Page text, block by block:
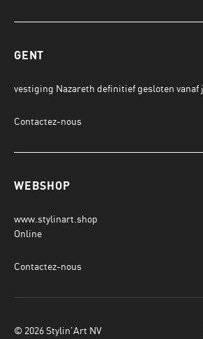
GENT
vestiging Nazareth definitief gesloten vanaf
Contactez-nous
WEBSHOP
www.stylinart.shop
Online
Contactez-nous
© 2026 Stylin'Art NV